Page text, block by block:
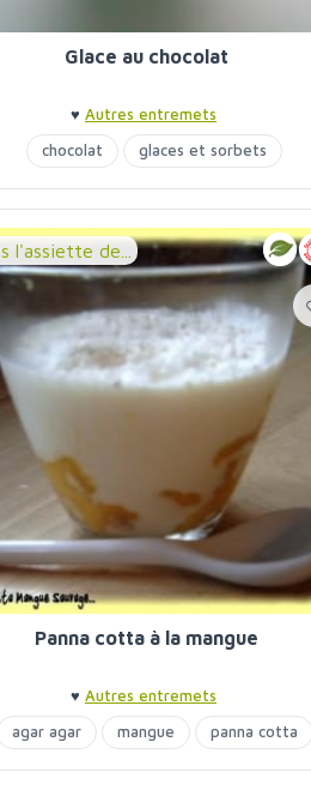
Glace au chocolat
♥ Autres entremets
chocolat
glaces et sorbets
l'assiette de...
Panna cotta à la mangue
♥ Autres entremets
agar agar
mangue panna cotta